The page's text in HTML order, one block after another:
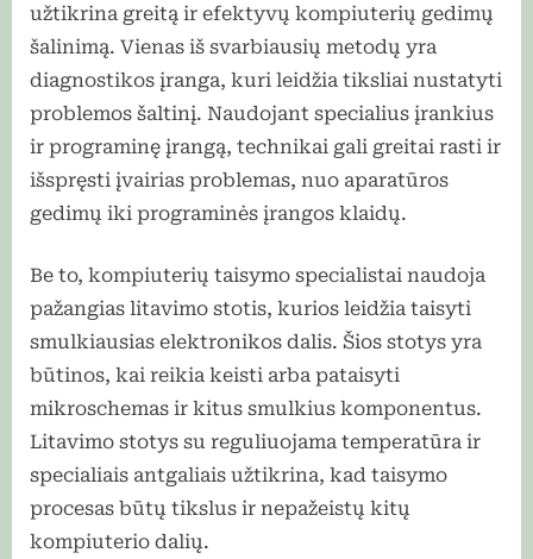
užtikrina greitą ir efektyvų kompiuterių gedimų
šalinimą. Vienas iš svarbiausių metodų yra
diagnostikos įranga, kuri leidžia tiksliai nustatyti
problemos šaltinį. Naudojant specialius įrankius
ir programinę įrangą, technikai gali greitai rasti ir
išspręsti įvairias problemas, nuo aparatūros
gedimų iki programinės įrangos klaidų.
Be to, kompiuterių taisymo specialistai naudoja
pažangias litavimo stotis, kurios leidžia taisyti
smulkiausias elektronikos dalis. Šios stotys yra
būtinos, kai reikia keisti arba pataisyti
mikroschemas ir kitus smulkius komponentus.
Litavimo stotys su reguliuojama temperatūra ir
specialiais antgaliais užtikrina, kad taisymo
procesas būtų tikslus ir nepažeistų kitų
kompiuterio dalių.